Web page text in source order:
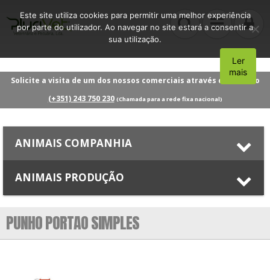
Solicite a visita de um dos nossos comerciais através do número
(+351) 243 750 230 (Chamada para a rede fixa nacional)
ANIMAIS COMPANHIA
ANIMAIS PRODUÇÃO
PUNHO PORTAO SIMPLES
Este site utiliza cookies para permitir uma melhor experiência
por parte do utilizador. Ao navegar no site estará a consentir a
sua utilização.
Aceito
Ler
mais